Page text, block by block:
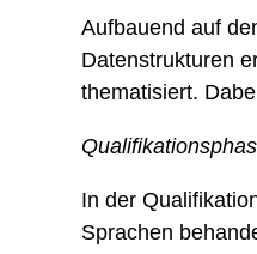
Aufbauend auf
Datenstrukturen
thematisiert.
In der
Sprachen